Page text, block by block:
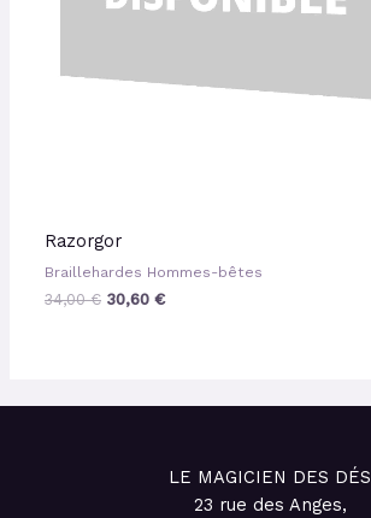
Razorgor
Braillehardes Hommes-bêtes
34,00€ 30,60€
LE MAGICIEN DES DÉS
23 rue des Anges,